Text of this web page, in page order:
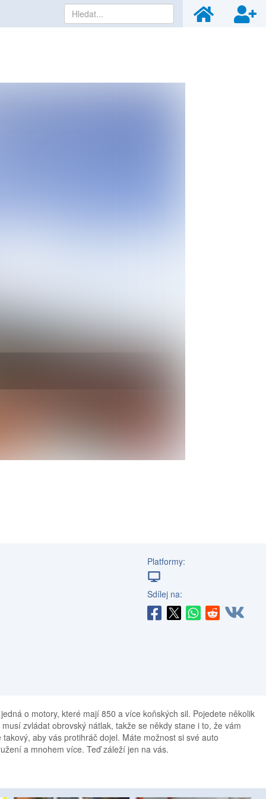
Platformy:
Sdílej na:
o motory, které mají 850 a více koňských sil. Pojedete několik
zvládat obrovský nátlak, takže se někdy stane i to, že vám
aby vás protihráč dojel. Máte možnost si své auto
a mnohem více. Teď záleží jen na vás.